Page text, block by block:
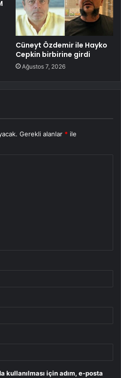
Cüneyt Özdemir ile Hayko
Cepkin birbirine girdi
Ağustos 7, 2026
Gerekli alanlar * ile
kullanılması için adım, e-posta